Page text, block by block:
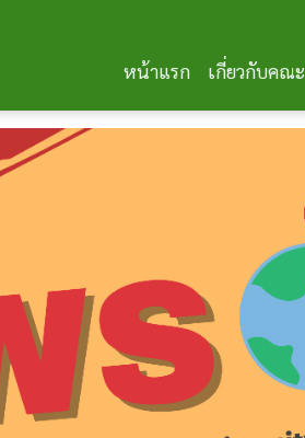
หน้าแรก เกี่ยวกับคณะ